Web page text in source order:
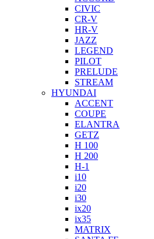
CIVIC
CR-V
HR-V
JAZZ
LEGEND
PILOT
PRELUDE
STREAM
HYUNDAI
ACCENT
COUPE
ELANTRA
GETZ
H 100
H 200
H-1
i10
i20
i30
ix20
ix35
MATRIX